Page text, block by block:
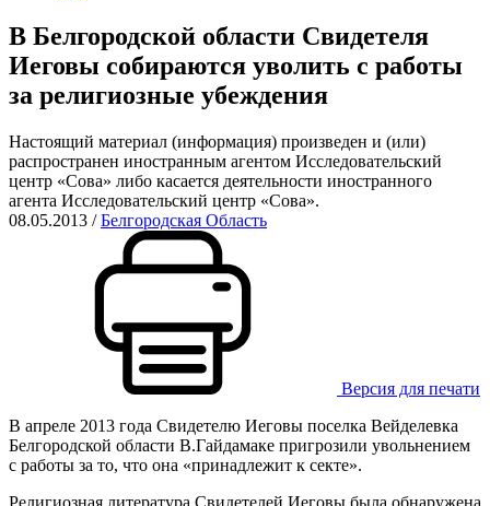
В Белгородской области Свидетеля
Иеговы собираются уволить с работы
за религиозные убеждения
Настоящий материал (информация) произведен и (или)
распространен иностранным агентом Исследовательский
центр «Сова» либо касается деятельности иностранного
агента Исследовательский центр «Сова».
08.05.2013 /Белгородская Область
Версия для печати
В апреле 2013 года Свидетелю Иеговы поселка Вейделевка
Белгородской области В.Гайдамаке пригрозили увольнением
с работы за то, что она «принадлежит к секте».
Религиозная литература Свидетелей Иеговы была обнаружена